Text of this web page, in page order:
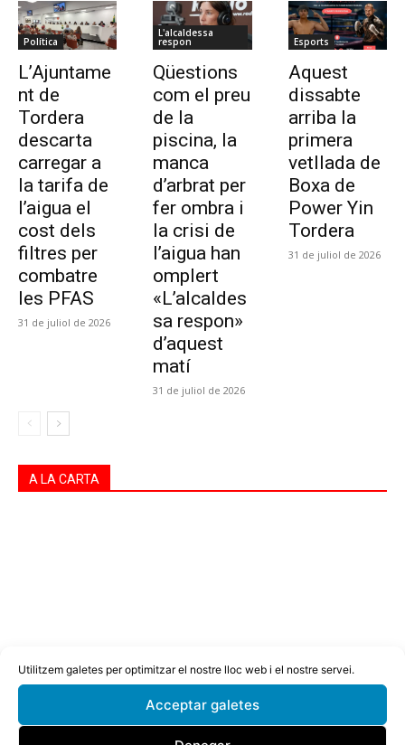
Utilitzem galetes per optimitzar el nostre lloc web i el nostre servei.
Acceptar galetes
Política
L’Ajuntame
nt de
Tordera
descarta
carregar a
la tarifa de
l’aigua el
cost dels
filtres per
combatre
les PFAS
31 de juliol de 2026
L'alcaldessa
respon
Qüestions
com el preu
de la
piscina, la
manca
d’arbrat per
fer ombra i
la crisi de
l’aigua han
omplert
«L’alcaldes
sa respon»
d’aquest
matí
31 de juliol de 2026
Esports
Aquest
dissabte
arriba la
primera
vetllada de
Boxa de
Power Yin
Tordera
31 de juliol de 2026
A LA CARTA